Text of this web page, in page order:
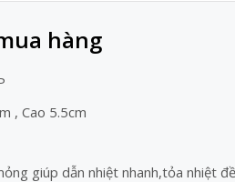
hàng
, Cao 5.5cm
giúp dẫn nhiệt nhanh,tỏa nhiệt